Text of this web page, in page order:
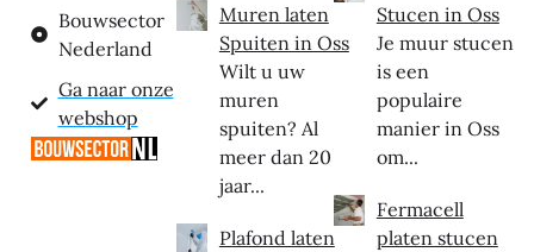
Bouwsector
Nederland
Ga naar onze
webshop
Muren laten
Spuiten in Oss
Wilt u uw
muren
spuiten? Al
meer dan 20
jaar...
Plafond laten
Stucen in Oss
Je muur stucen
is een
populaire
manier in Oss
om...
Fermacell
platen stucen